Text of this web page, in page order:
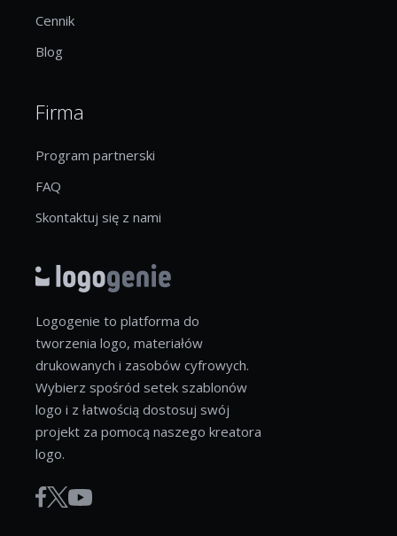
Cennik
Blog
Firma
Program partnerski
FAQ
Skontaktuj się z nami
Logogenie to platforma do
tworzenia logo, materiałów
drukowanych i zasobów cyfrowych.
Wybierz spośród setek szablonów
logo i z łatwością dostosuj swój
projekt za pomocą naszego kreatora
logo.